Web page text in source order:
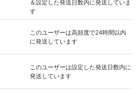
＆設定した発送日数内に発送していま
す
このユーザーは高頻度で24時間以内
に発送しています
このユーザーは設定した発送日数内に
発送しています
いいね！
2,440